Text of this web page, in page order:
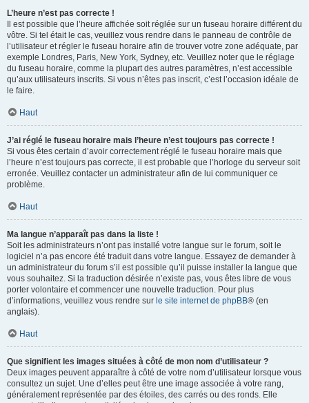
L’heure n’est pas correcte !
Il est possible que l’heure affichée soit réglée sur un fuseau horaire différent du
vôtre. Si tel était le cas, veuillez vous rendre dans le panneau de contrôle de
l’utilisateur et régler le fuseau horaire afin de trouver votre zone adéquate, par
exemple Londres, Paris, New York, Sydney, etc. Veuillez noter que le réglage
du fuseau horaire, comme la plupart des autres paramètres, n’est accessible
qu’aux utilisateurs inscrits. Si vous n’êtes pas inscrit, c’est l’occasion idéale de
le faire.
Haut
J’ai réglé le fuseau horaire mais l’heure n’est toujours pas correcte !
Si vous êtes certain d’avoir correctement réglé le fuseau horaire mais que
l’heure n’est toujours pas correcte, il est probable que l’horloge du serveur soit
erronée. Veuillez contacter un administrateur afin de lui communiquer ce
problème.
Haut
Ma langue n’apparaît pas dans la liste !
Soit les administrateurs n’ont pas installé votre langue sur le forum, soit le
logiciel n’a pas encore été traduit dans votre langue. Essayez de demander à
un administrateur du forum s’il est possible qu’il puisse installer la langue que
vous souhaitez. Si la traduction désirée n’existe pas, vous êtes libre de vous
porter volontaire et commencer une nouvelle traduction. Pour plus
d’informations, veuillez vous rendre sur le site internet de phpBB® (en
anglais).
Haut
Que signifient les images situées à côté de mon nom d’utilisateur ?
Deux images peuvent apparaître à côté de votre nom d’utilisateur lorsque vous
consultez un sujet. Une d’elles peut être une image associée à votre rang,
généralement représentée par des étoiles, des carrés ou des ronds. Elle